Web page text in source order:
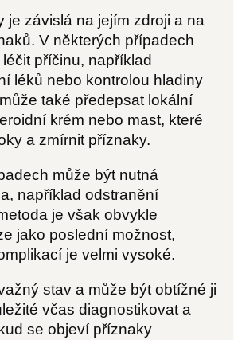
je závislá na jejím zdroji a na
V některých případech
příčinu, například
léků nebo kontrolou hladiny
také předepsat lokální
krém nebo mast, které
a zmírnit příznaky.
může být nutná
například odstranění
je však obvykle
jako poslední možnost,
je velmi vysoké.
stav a může být obtížné ji
včas diagnostikovat a
se objeví příznaky